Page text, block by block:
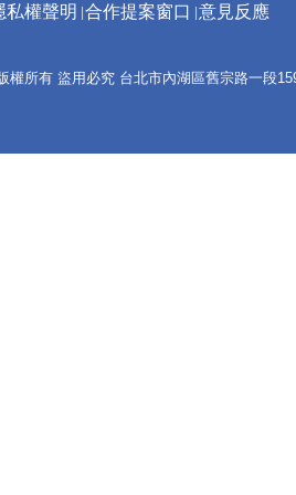
私權聲明 合作提案窗口 意見反應
所有 盜用必究 台北市內湖區舊宗路一段